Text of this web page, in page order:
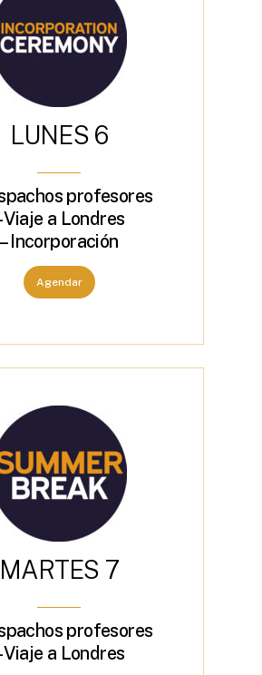
LUNES 6
profesores
Viaje a Londres
– Incorporación
Agendar
MARTES 7
profesores
Viaje a Londres